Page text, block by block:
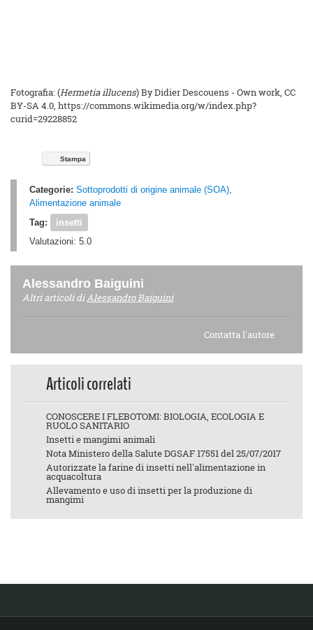
Fotografia: (Hermetia illucens) By Didier Descouens - Own work, CC
BY-SA 4.0, https://commons.wikimedia.org/w/index.php?
curid=29228852
Stampa
Categorie: Sottoprodotti di origine animale (SOA),
Alimentazione animale
Tag:
insetti
Valutazioni: 5.0
Alessandro Baiguini
Altri articoli diAlessandro Baiguini
Contatta l'autore
Articoli correlati
CONOSCERE I FLEBOTOMI: BIOLOGIA, ECOLOGIA E
RUOLO SANITARIO
Insetti e mangimi animali
Nota Ministero della Salute DGSAF 17551 del 25/07/2017
Autorizzate la farine di insetti nell'alimentazione in
acquacoltura
Allevamento e uso di insetti per la produzione di
mangimi